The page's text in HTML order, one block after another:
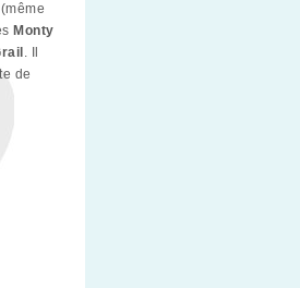
Monty
. Il
de